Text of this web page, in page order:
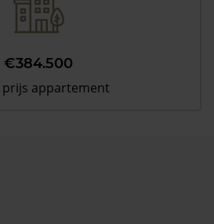
€384.500
prijs appartement